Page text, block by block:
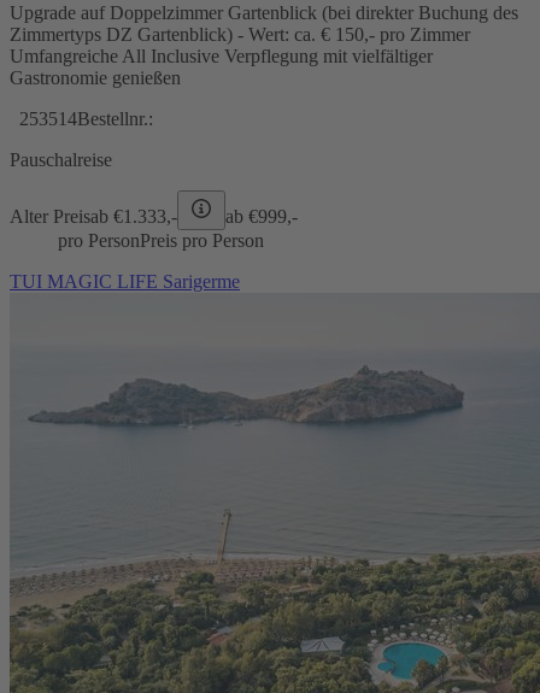
Upgrade auf Doppelzimmer Gartenblick (bei direkter Buchung des
Zimmertyps DZ Gartenblick) - Wert: ca. € 150,- pro Zimmer
Umfangreiche All Inclusive Verpflegung mit vielfältiger
Gastronomie genießen
253514Bestellnr.:
Pauschalreise
Alter Preisab €1.333,- ab €999,-
pro PersonPreis pro Person
TUI MAGIC LIFE Sarigerme